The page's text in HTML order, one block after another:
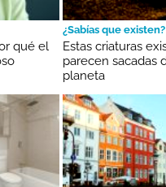
qué el
¿Sabías que existen?
Estas criaturas
parecen sacadas
planeta